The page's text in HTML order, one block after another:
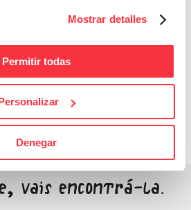
Mostrar detalles
Permitir todas
Denegar
Fitness
para o teu dia a dia.
vais encontrá-la.